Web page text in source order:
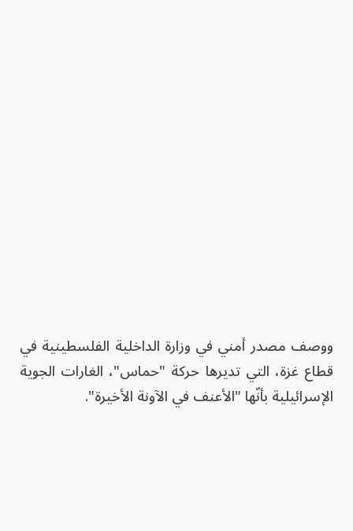
ووصف مصدر أمني في وزارة الداخلية الفلسطينية في
قطاع غزة، التي تديرها حركة "حماس"، الغارات الجوية
الإسرائيلية بأنّها "الأعنف في الآونة الأخيرة".